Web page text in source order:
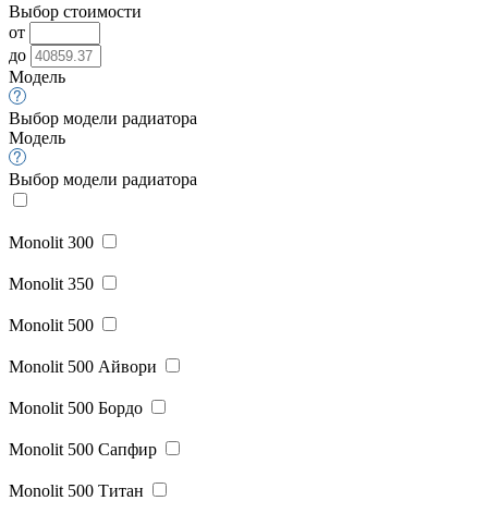
Выбор стоимости
от
до
Модель
Выбор модели радиатора
Модель
Выбор модели радиатора
Monolit 300
Monolit 350
Monolit 500
Monolit 500 Айвори
Monolit 500 Бордо
Monolit 500 Сапфир
Monolit 500 Титан